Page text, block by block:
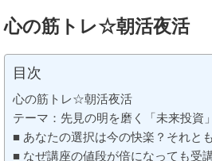
心の筋トレ☆朝活夜活
目次
心の筋トレ☆朝活夜活
テーマ：先見の明を磨く「未来投資
■ あなたの選択は今の快楽？それと
■ なぜ講座の値段が倍になっても受